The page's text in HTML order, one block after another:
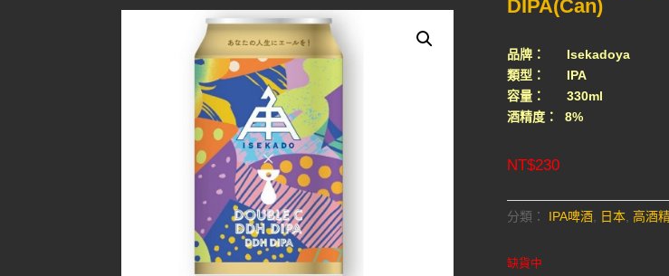
DIPA(Can)
品牌： Isekadoya
類型： IPA
容量： 330ml
酒精度： 8%
NT$230
分類： IPA啤酒, 日本, 高酒
缺貨中